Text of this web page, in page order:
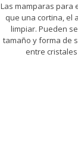
Las mamparas para
que una cortina, el
limpiar. Pueden
tamaño y forma de
entre
Las mamparas
que una cortina,
limpiar. Pueden
tamaño y forma
entre